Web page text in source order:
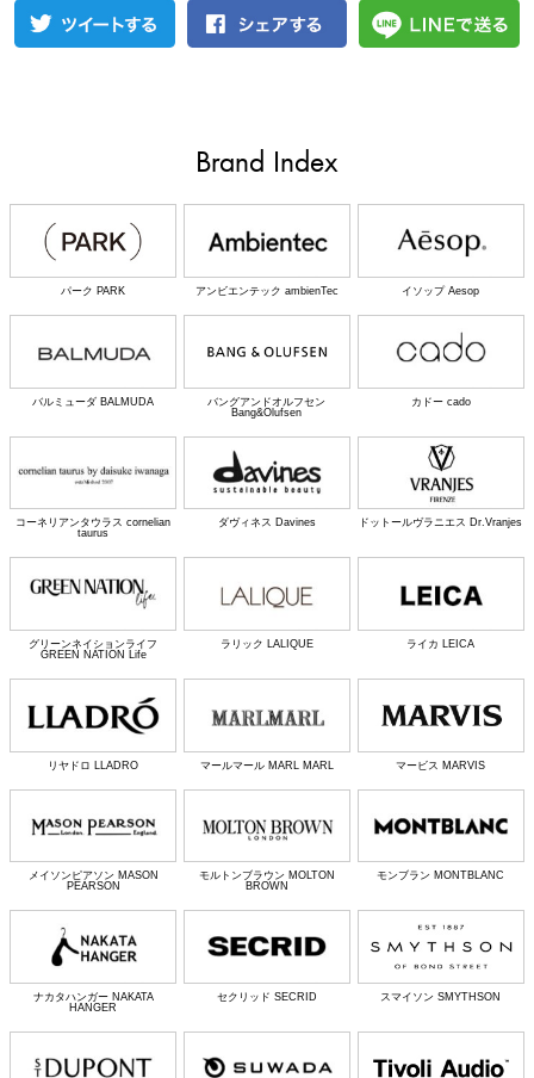
Brand Index
パーク PARK アンビエンテック ambienTec イソップ Aesop
バルミューダ BALMUDA
バングアンドオルフセン
Bang&Olufsen
カドー cado
コーネリアンタウラス cornelian
taurus
ダヴィネス Davines ドットールヴラニエス Dr.Vranjes
グリーンネイションライフ
GREEN NATION Life
ラリック LALIQUE ライカ LEICA
リヤドロ LLADRO マールマール MARL MARL マービス MARVIS
メイソンピアソン MASON
PEARSON
モルトンブラウン MOLTON
BROWN
モンブラン MONTBLANC
ナカタハンガー NAKATA
HANGER
セクリッド SECRID スマイソン SMYTHSON